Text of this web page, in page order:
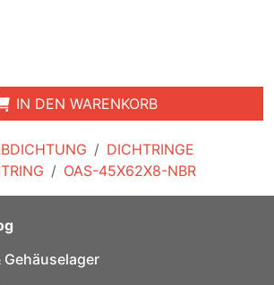
DICHTRINGE
OAS-45X62X8-NBR
IN DEN WARENKORB
Gehäuselager